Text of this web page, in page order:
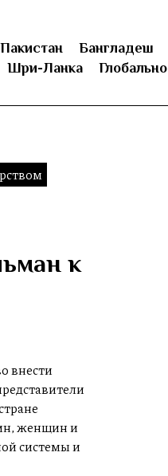
Пакистан Бангладеш
Шри-Ланка Глобально
к
внести
женщин и
системы и